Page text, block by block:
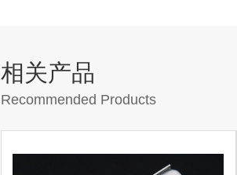
相关产品
Recommended Products